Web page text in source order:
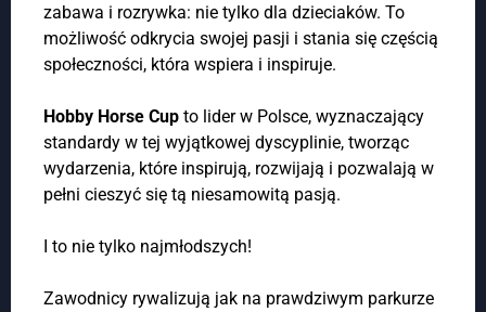
zabawa i rozrywka: nie tylko dla dzieciaków. To
możliwość odkrycia swojej pasji i stania się częścią
społeczności, która wspiera i inspiruje.
Hobby Horse Cup to lider w Polsce, wyznaczający
standardy w tej wyjątkowej dyscyplinie, tworząc
wydarzenia, które inspirują, rozwijają i pozwalają w
pełni cieszyć się tą niesamowitą pasją.
I to nie tylko najmłodszych!
Zawodnicy rywalizują jak na prawdziwym parkurze